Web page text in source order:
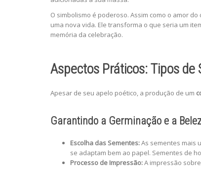
O simbolismo é poderoso. Assim como o amor
uma nova vida. Ele transforma o que seria um
memória da celebração.
Aspectos Práticos: Tipos
Apesar de seu apelo poético, a produção de um
Garantindo a Germinação e a
Escolha das Sementes:As sementes mais
se adaptam bem ao papel. Sementes de
Processo de Impressão:A impressão